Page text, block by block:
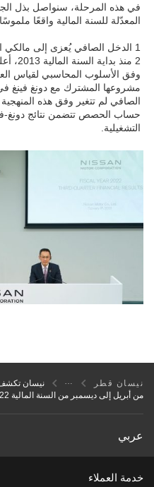
في هذه المرحلة، سنواصل بذل
المعدّلة للسنة المالية واقعًا
1 الدخل الصافي يُعزى إلى مالكي الشركة الأم
2 منذ
وفق الأسلوب المحاسبي لقياس
مشروعها المشترك مع دونغ فينغ
الصافي لم تتغير وفق هذه
حساب الحصص تتضمن نتائج دونغ-
التشغيلية.
نيسان قطر
نيسان تكشف
من أبريل إلى ديسمبر من السنة المالية 2022
عربي
خدمة العملاء